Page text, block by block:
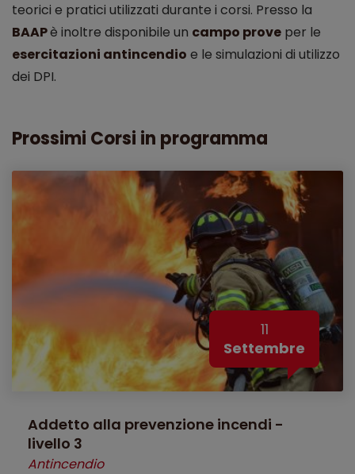
teorici e pratici utilizzati durante i corsi. Presso la
BAAPè inoltre disponibile un campo prove per le
esercitazioni antincendio e le simulazioni di utilizzo
dei DPI.
Prossimi Corsi in programma
11
Settembre
Addetto alla prevenzione incendi -
livello 3
Antincendio